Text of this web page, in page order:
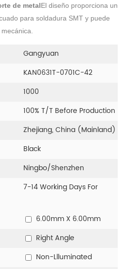
de metalEl diseño proporciona un
para soldadura SMT y puede
Gangyuan
KAN0631T-0701C-42
1000
100% T/T Before Production
Zhejiang, China (Mainland)
Black
Ningbo/Shenzhen
7-14 Working Days For
6.00mm X 6.00mm
Right Angle
Non-Llluminated